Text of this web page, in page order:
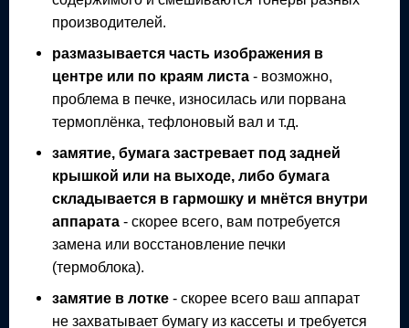
производителей.
размазывается часть изображения в
центре или по краям листа - возможно,
проблема в печке, износилась или порвана
термоплёнка, тефлоновый вал и т.д.
замятие, бумага застревает под задней
крышкой или на выходе, либо бумага
складывается в гармошку и мнётся внутри
аппарата - скорее всего, вам потребуется
замена или восстановление печки
(термоблока).
замятие в лотке - скорее всего ваш аппарат
не захватывает бумагу из кассеты и требуется